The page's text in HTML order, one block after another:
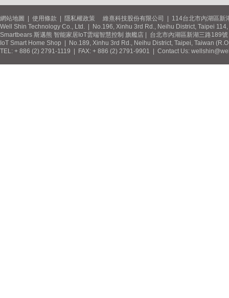
網站地圖 使用條款 隱私權政策 維熹科技股份有限公司 | 114台北市內湖區新
Well Shin Technology Co., Ltd. | No.196, Xinhu 3rd Rd., Neihu District, Taipei
Smartbears 斯邁熊 智能家居IoT雲端智慧控制 旗艦店 | 台北市內湖區新湖三路189
IoT Smart Home Shop | No.189, Xinhu 3rd Rd., Neihu District, Taipei, Taiwan
TEL: + 886 (2) 2791-1119 | FAX: + 886 (2) 2791-9901 | Contact Us: